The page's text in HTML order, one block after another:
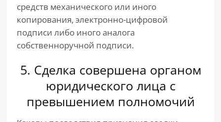
средств механического или иного
копирования, электронно-цифровой
подписи либо иного аналога
собственноручной подписи.
5. Сделка совершена органом
юридического лица с
превышением полномочий